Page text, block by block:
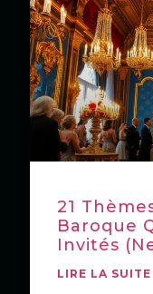
21
Baroque
Invités
LIRE LA SUITE